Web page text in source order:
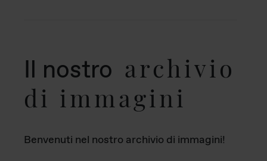
Il nostro archivio
di immagini
Benvenuti nel nostro archivio di immagini!